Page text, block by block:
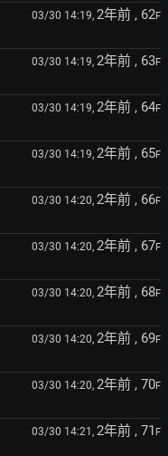
03/30 14:19, 2年前 , 62F
03/30 14:19, 2年前 , 63F
03/30 14:19, 2年前 , 64F
03/30 14:19, 2年前 , 65F
03/30 14:20, 2年前 , 66F
03/30 14:20, 2年前 , 67F
03/30 14:20, 2年前 , 68F
03/30 14:20, 2年前 , 69F
03/30 14:20, 2年前 , 70F
03/30 14:21, 2年前 , 71 F